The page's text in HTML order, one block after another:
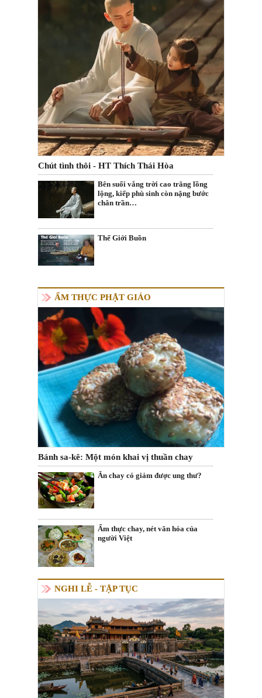
Chút tình thôi - HT Thích Thái Hòa
Bên suối vắng trời cao trăng lồng
lộng, kiếp phù sinh còn nặng bước
chân trần…
Thế Giới Buồn
ẨM THỰC PHẬT GIÁO
Bánh sa-kê: Một món khai vị thuần chay
Ăn chay có giảm được ung thư?
Ẩm thực chay, nét văn hóa của
người Việt
NGHI LỄ - TẬP TỤC